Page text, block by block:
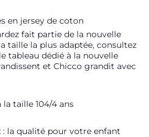
Me prévenir
Me prévenir
en jersey de coton
fait partie de la nouvelle
taille la plus adaptée, consultez
tableau dédié à la nouvelle
et Chicco grandit avec
taille 104/4 ans
la qualité pour votre enfant